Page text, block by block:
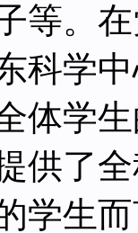
等。
科学
体学
供了
学生